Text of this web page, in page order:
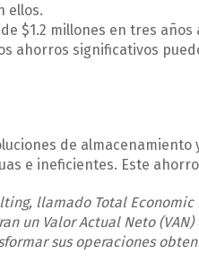
ellos.
$1.2 millones en tres
ahorros significativos
de
e ineficientes. Este
llamado Total
un Valor Actual Neto
sus operaciones